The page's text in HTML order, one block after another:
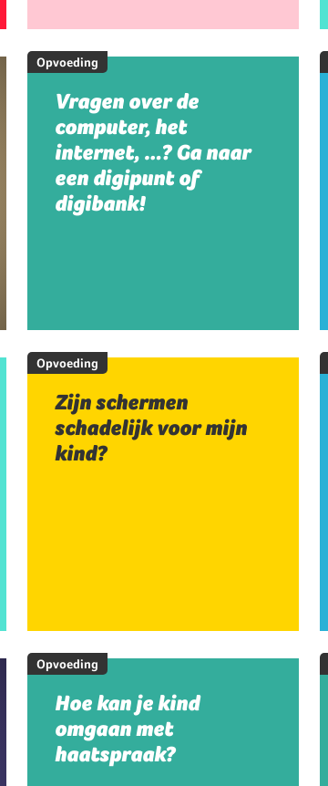
Opvoeding
Vragen over de
computer, het
internet, …? Ga naar
een digipunt of
digibank!
Opvoeding
Zijn schermen
schadelijk voor mijn
kind?
Opvoeding
Hoe kan je kind
omgaan met
haatspraak?